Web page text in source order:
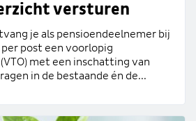
versturen
je als pensioendeelnemer bij
post een voorlopig
met een inschatting van
in de bestaande én de...